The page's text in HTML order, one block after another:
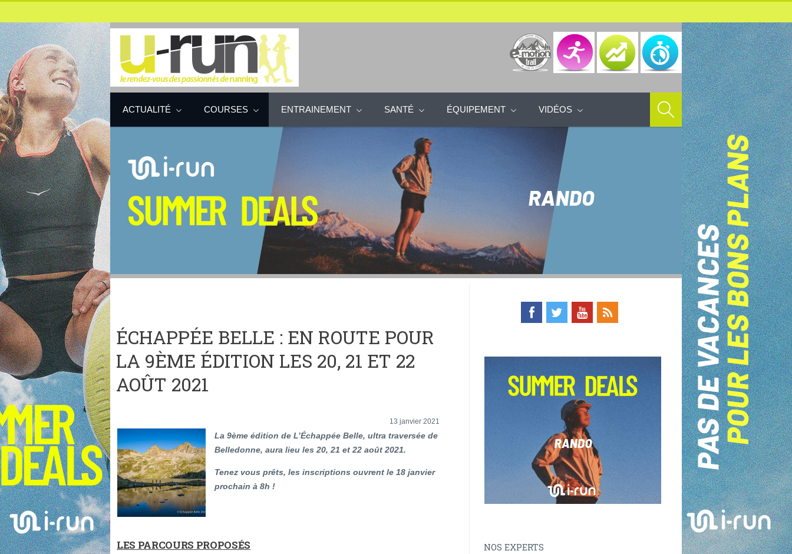
ACTUALITÉ COURSES ENTRAINEMENT SANTÉ ÉQUIPEMENT VIDÉOS
ÉCHAPPÉE BELLE : EN ROUTE POUR
LA 9ÈME ÉDITION LES 20, 21 ET 22
AOÛT 2021
13 janvier 2021
La 9ème édition de L’Échappée Belle, ultra traversée de
Belledonne, aura lieu les 20, 21 et 22 août 2021.
Tenez vous prêts, les inscriptions ouvrent le 18 janvier
prochain à 8h !
LES PARCOURS PROPOSÉS NOS EXPERTS